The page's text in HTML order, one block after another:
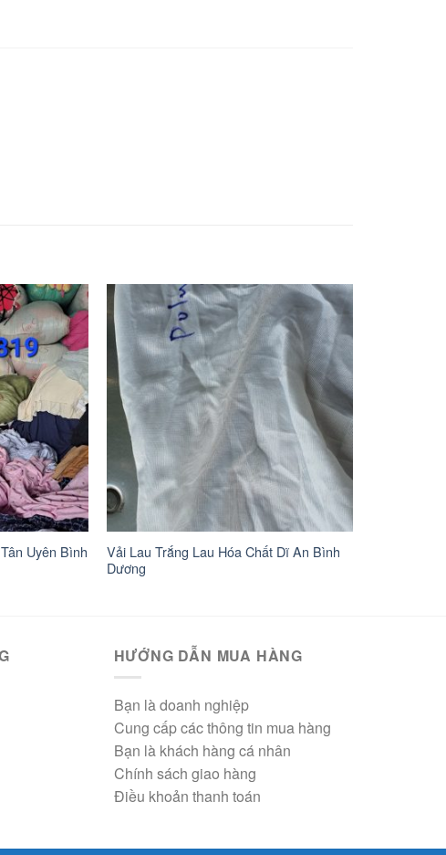
Uyên Bình
Vải Lau Trắng Lau Hóa Chất Dĩ An Bình
Dương
HƯỚNG DẪN MUA HÀNG
Bạn là doanh nghiệp
Cung cấp các thông tin mua hàng
Bạn là khách hàng cá nhân
Chính sách giao hàng
Điều khoản thanh toán